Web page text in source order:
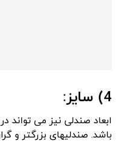
4) سایز:
ابعاد صندلی نیز می‌ تواند
باشد. صندلیهای بزرگتر و